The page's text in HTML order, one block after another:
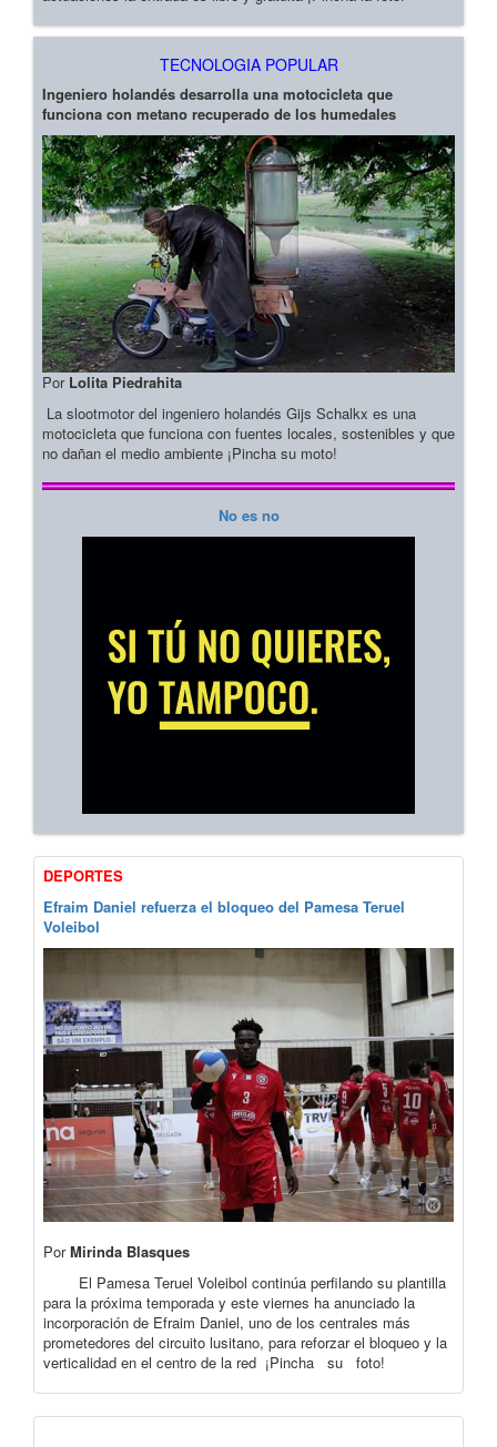
TECNOLOGIA POPULAR
Ingeniero holandés desarrolla una motocicleta que
funciona con metano recuperado de los humedales
Por Lolita Piedrahita
La slootmotor del ingeniero holandés Gijs Schalkx es una
motocicleta que funciona con fuentes locales, sostenibles y que
no dañan el medio ambiente ¡Pincha su moto!
No es no
DEPORTES
Efraim Daniel refuerza el bloqueo del Pamesa Teruel
Voleibol
PorMirinda Blasques
El Pamesa Teruel Voleibol continúa perfilando su plantilla
para la próxima temporada y este viernes ha anunciado la
incorporación de Efraim Daniel, uno de los centrales más
prometedores del circuito lusitano, para reforzar el bloqueo y la
verticalidad en el centro de la red ¡Pincha su foto!